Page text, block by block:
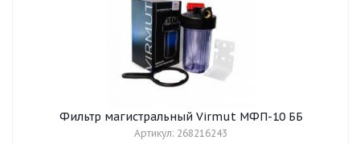
Фильтр магистральный Virmut МФП-10 ББ
Артикул: 268216243